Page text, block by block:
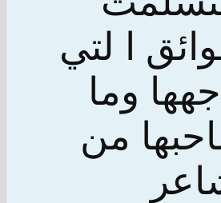
ا لتي
وما
من